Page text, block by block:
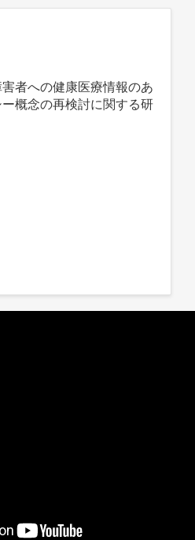
者への健康医療情報のあ
概念の再検討に関する研